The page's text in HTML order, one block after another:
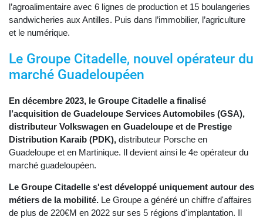
l’agroalimentaire avec 6 lignes de production et 15 boulangeries
sandwicheries aux Antilles. Puis dans l’immobilier, l’agriculture
et le numérique.
Le Groupe Citadelle, nouvel opérateur du
marché Guadeloupéen
En décembre 2023, le Groupe Citadelle a finalisé
l’acquisition de Guadeloupe Services Automobiles (GSA),
distributeur Volkswagen en Guadeloupe et de Prestige
Distribution Karaib (PDK), distributeur Porsche en
Guadeloupe et en Martinique. Il devient ainsi le 4e opérateur du
marché guadeloupéen.
Le Groupe Citadelle s'est développé uniquement autour des
métiers de la mobilité. Le Groupe a généré un chiffre d'affaires
de plus de 220€M en 2022 sur ses 5 régions d'implantation. Il